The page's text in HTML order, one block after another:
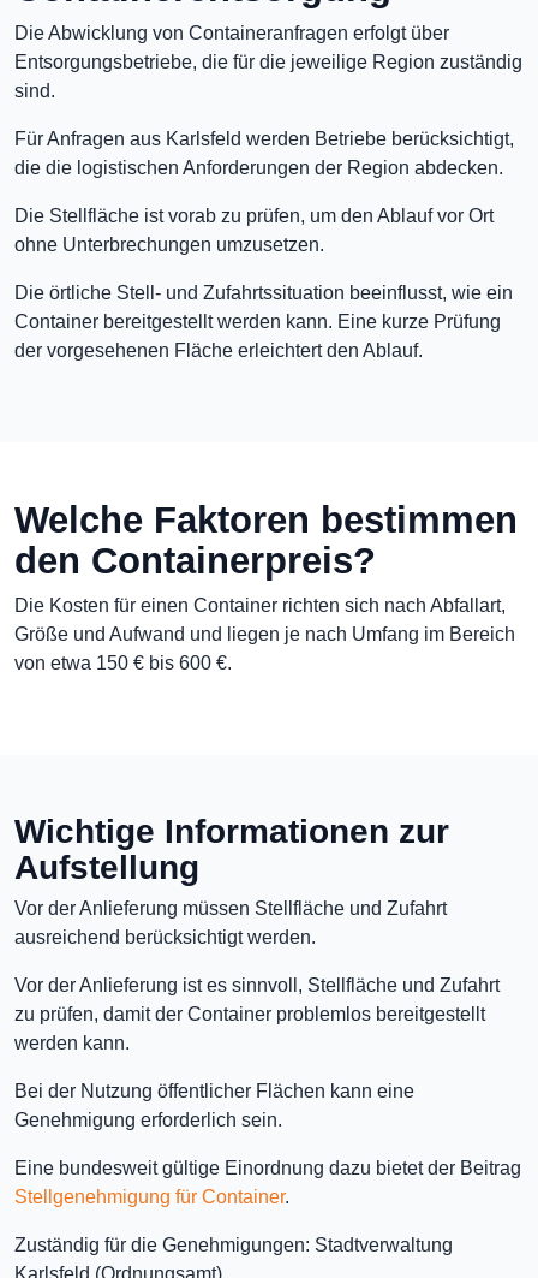
Die Abwicklung von Containeranfragen erfolgt über
Entsorgungsbetriebe, die für die jeweilige Region zuständig
sind.
Für Anfragen aus Karlsfeld werden Betriebe berücksichtigt,
die die logistischen Anforderungen der Region abdecken.
Die Stellfläche ist vorab zu prüfen, um den Ablauf vor Ort
ohne Unterbrechungen umzusetzen.
Die örtliche Stell- und Zufahrtssituation beeinflusst, wie ein
Container bereitgestellt werden kann. Eine kurze Prüfung
der vorgesehenen Fläche erleichtert den Ablauf.
Welche Faktoren bestimmen
den Containerpreis?
Die Kosten für einen Container richten sich nach Abfallart,
Größe und Aufwand und liegen je nach Umfang im Bereich
von etwa 150 € bis 600 €.
Wichtige Informationen zur
Aufstellung
Vor der Anlieferung müssen Stellfläche und Zufahrt
ausreichend berücksichtigt werden.
Vor der Anlieferung ist es sinnvoll, Stellfläche und Zufahrt
zu prüfen, damit der Container problemlos bereitgestellt
werden kann.
Bei der Nutzung öffentlicher Flächen kann eine
Genehmigung erforderlich sein.
Eine bundesweit gültige Einordnung dazu bietet der Beitrag
Stellgenehmigung für Container.
Zuständig für die Genehmigungen: Stadtverwaltung
Karlsfeld (Ordnungsamt)